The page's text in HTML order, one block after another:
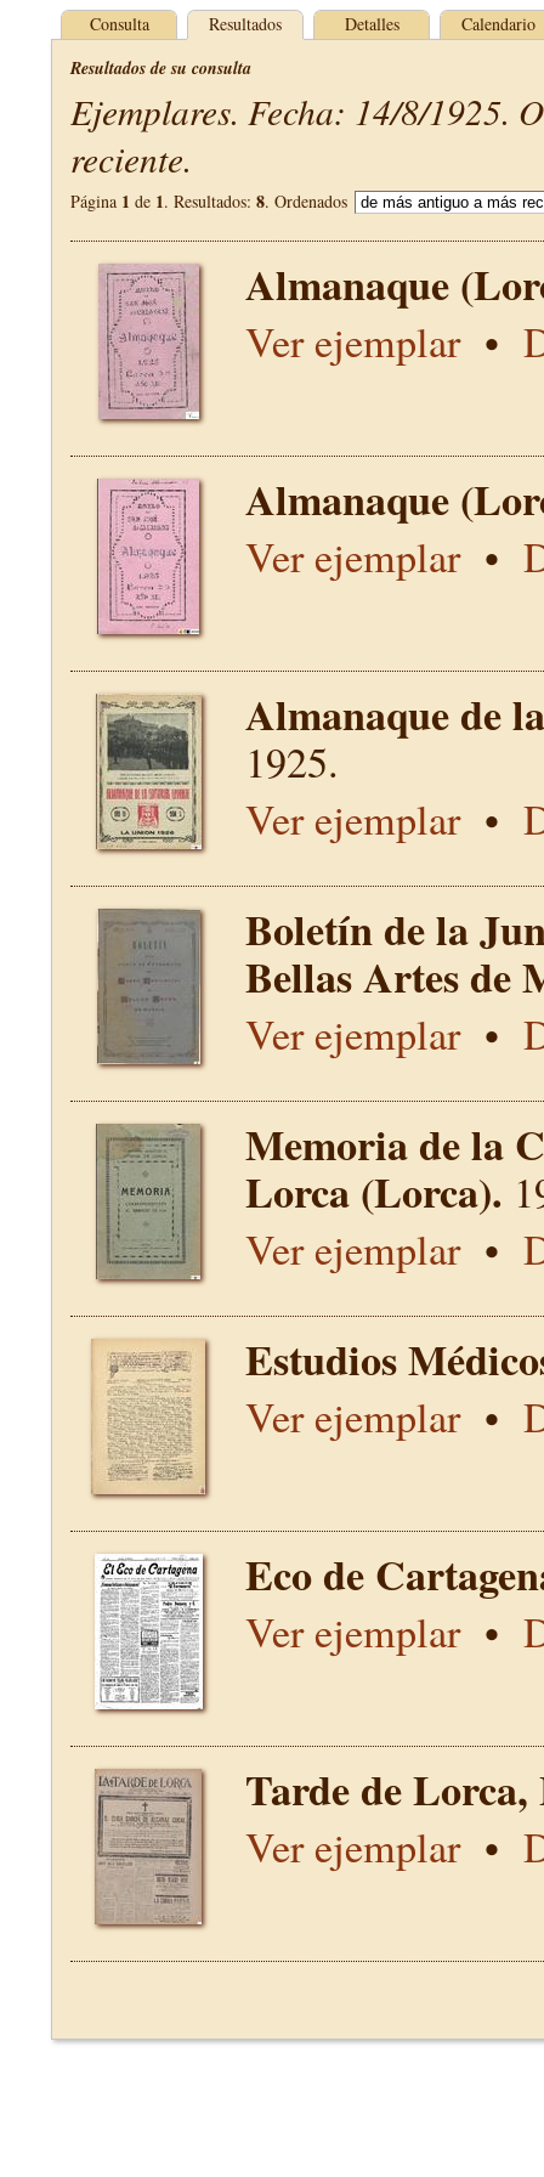
Consulta Resultados Detalles Calendario
Resultados de su consulta
Ejemplares. Fecha: 14/8/1925.
reciente.
Página 1 de 1. Resultados: 8. Ordenados
Almanaque
Ver ejemplar•
Almanaque
Ver ejemplar•
Almanaque de
1925.
Ver ejemplar•
Boletín de la
Bellas Artes
Ver ejemplar•
Memoria de la
Lorca (Lorca).
Ver ejemplar•
Estudios
Ver ejemplar•
Eco de
Ver ejemplar•
Tarde de
Ver ejemplar•